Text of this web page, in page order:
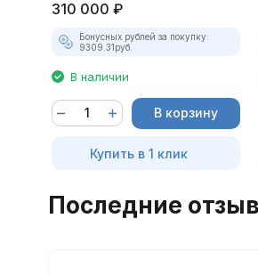
310 000 ₽
Бонусных рублей за покупку:
9309.31руб.
В наличии
В корзину
Купить в 1 клик
Последние